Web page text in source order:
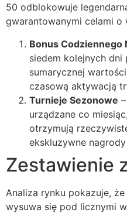
50 odblokowuje
gwarantowanymi celami o
Bonus Codziennego
siedem kolejnych
sumarycznej
czasową aktywacją
Turnieje Sezonowe
urządzane co
otrzymują
ekskluzywne
Zestawienie
Analiza rynku pokazuje,
wysuwa się pod licznymi